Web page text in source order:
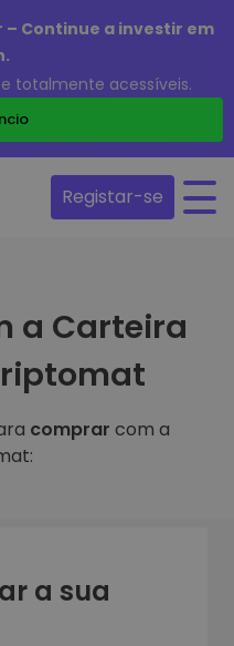
Continue a investir em
totalmente acessíveis.
Registar-se
a Carteira
comprar com a
a sua